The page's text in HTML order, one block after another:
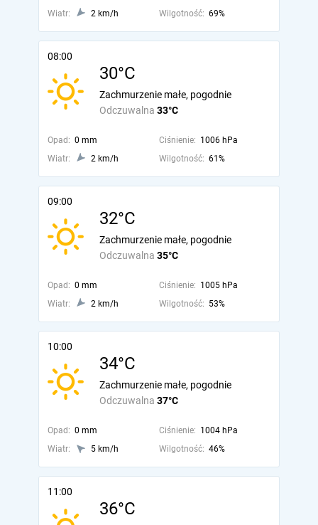
Wiatr: 2 km/h Wilgotność: 69%
08:00
30°C
Odczuwalna 33°C
Zachmurzenie małe, pogodnie
Opad: 0 mm Ciśnienie: 1006 hPa
Wiatr:
2 km/h Wilgotność: 61%
09:00
32°C
Odczuwalna 35°C
Zachmurzenie małe, pogodnie
Opad: 0 mm Ciśnienie: 1005 hPa
Wiatr:
2 km/h Wilgotność: 53%
10:00
34°C
Odczuwalna 37°C
Zachmurzenie małe, pogodnie
Opad: 0 mm Ciśnienie: 1004 hPa
Wiatr:
5 km/h Wilgotność: 46%
11:00
36°C